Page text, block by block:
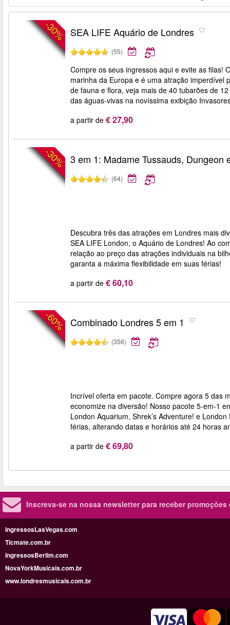
-30% SEA LIFE Aquário de Londres
(55)
Compre os seus ingressos aqui e evite as filas!
marinha da Europa e é uma atração imperdível
de fauna e flora, veja mais de 40 tubarões de
das águas-vivas na novíssima exibição
a partir de € 27,90
-30% 3 em 1: Madame Tussauds, Dungeon
(64)
Descubra três das atrações em Londres mais
SEA LIFE London, o Aquário de Londres! Ao
relação ao preço das atrações individuais na
garanta a máxima flexibilidade em suas férias!
a partir de € 60,10
-60% Combinado Londres 5 em 1
(356)
Incrível oferta em pacote. Compre agora 5 das
economize na diversão! Nosso pacote 5-em-1
London Aquarium, Shrek’s Adventure! e
férias, alterando datas e horários até 24 horas
a partir de € 69,80
Inscreva-se na nossa newsletter para receber
IngressosLasVegas.com
Ticmate.com.br
IngressosBerlim.com
NovaYorkMusicais.com.br
www.londresmusicais.com.br